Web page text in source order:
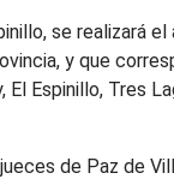
se
y que
Espinillo, Tres
de Paz de